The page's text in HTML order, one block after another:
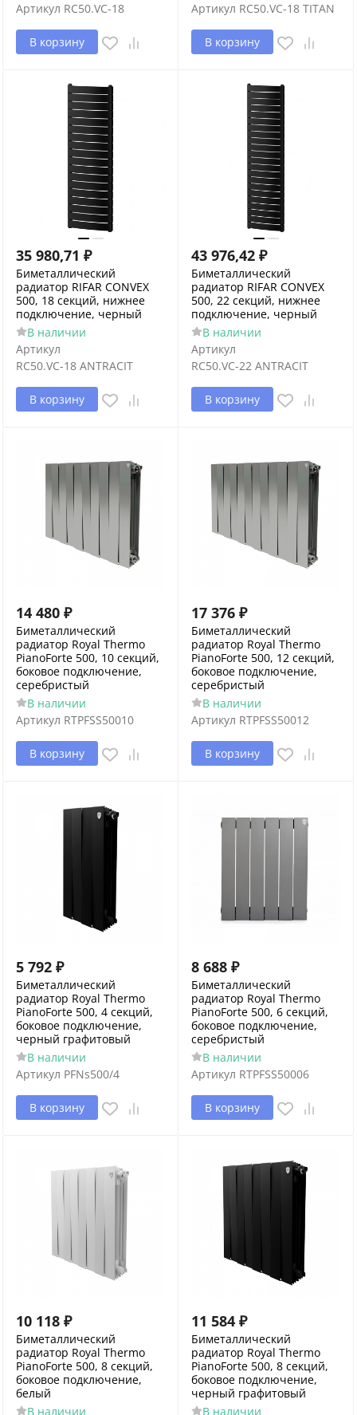
Артикул RC50.VC-18
В корзину
Артикул RC50.VC-18 TITAN
В корзину
35 980,71 ₽
Биметаллический
радиатор RIFAR CONVEX
500, 18 секций, нижнее
подключение, черный
В наличии
Артикул
RC50.VC-18 ANTRACIT
В корзину
43 976,42 ₽
Биметаллический
радиатор RIFAR CONVEX
500, 22 секций, нижнее
подключение, черный
В наличии
Артикул
RC50.VC-22 ANTRACIT
В корзину
14 480 ₽
Биметаллический
радиатор Royal Thermo
PianoForte 500, 10 секций,
боковое подключение,
серебристый
В наличии
Артикул RTPFSS50010
В корзину
17 376 ₽
Биметаллический
радиатор Royal Thermo
PianoForte 500, 12 секций,
боковое подключение,
серебристый
В наличии
Артикул RTPFSS50012
В корзину
5 792 ₽
Биметаллический
радиатор Royal Thermo
PianoForte 500, 4 секций,
боковое подключение,
черный графитовый
В наличии
Артикул PFNs500/4
В корзину
8 688 ₽
Биметаллический
радиатор Royal Thermo
PianoForte 500, 6 секций,
боковое подключение,
серебристый
В наличии
Артикул RTPFSS50006
В корзину
10 118 ₽
Биметаллический
радиатор Royal Thermo
PianoForte 500, 8 секций,
боковое подключение,
белый
В наличии
11 584 ₽
Биметаллический
радиатор Royal Thermo
PianoForte 500, 8 секций,
боковое подключение,
черный графитовый
В наличии